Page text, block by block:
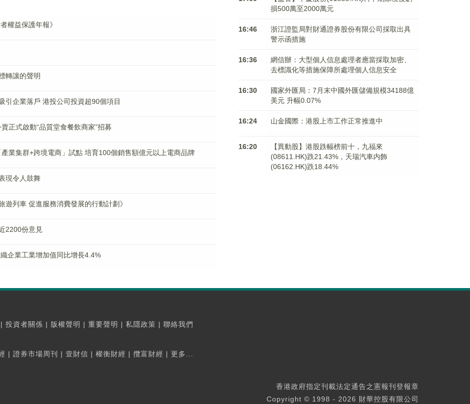
權益保護年報》
轉讓的聲明
引企業落戶 港投公司投資超90個項目
正式啟動“品質堂食餐飲商家”招募
業集群+跨境電商」試點 培育100個銷售額億元以上電商品牌
現令人鼓舞
遊列車 促進服務消費發展的行動計劃》
2200份意見
企業工業增加值同比增長4.4%
損500萬至2000萬元
16:46
浙江證監局對財通證券股份有限公司採取出具
警示函措施
16:36
網信辦：大型個人信息處理者應當採取加密、
去標識化等措施保障所處理個人信息安全
16:30
國家外匯局：7月末中國外匯儲備規模34188億
美元 升幅0.07%
16:24 山金國際：港股上市工作正常推進中
16:20
【異動股】港股跌幅榜前十，九福來
(08611.HK)跌21.43%，天瑞汽車内飾
(06162.HK)跌18.44%
| 投資者關係 | 版權聲明 | 重要聲明 | 私隱政策 | 聯絡我們
| 證券市場周刊 | 壹財信 | 權衡財經 | 攬富財經 | 更多...
香港政府指定刊載法定通告之憲報刊登報章
Copyright © 1998 - 2026 財華控股有限公司